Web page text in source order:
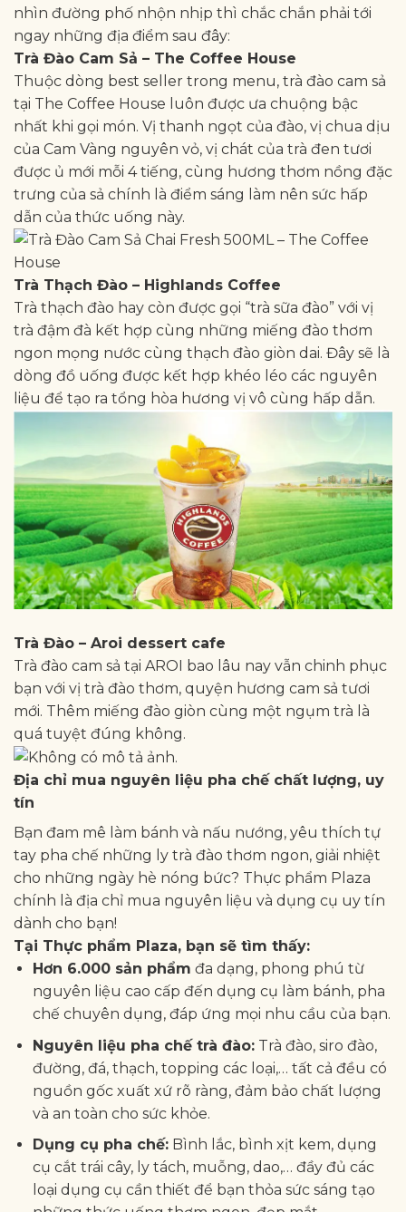
nhìn đường phố nhộn nhịp thì chắc chắn phải tới
ngay những địa điểm sau đây:
Trà Đào Cam Sả – The Coffee House
Thuộc dòng best seller trong menu, trà đào cam sả
tại The Coffee House luôn được ưa chuộng bậc
nhất khi gọi món. Vị thanh ngọt của đào, vị chua dịu
của Cam Vàng nguyên vỏ, vị chát của trà đen tươi
được ủ mới mỗi 4 tiếng, cùng hương thơm nồng đặc
trưng của sả chính là điểm sáng làm nên sức hấp
dẫn của thức uống này.
Trà Thạch Đào – Highlands Coffee
Trà thạch đào hay còn được gọi “trà sữa đào” với vị
trà đậm đà kết hợp cùng những miếng đào thơm
ngon mọng nước cùng thạch đào giòn dai. Đây sẽ là
dòng đồ uống được kết hợp khéo léo các nguyên
liệu để tạo ra tổng hòa hương vị vô cùng hấp dẫn.
Trà Đào – Aroi dessert cafe
Trà đào cam sả tại AROI bao lâu nay vẫn chinh phục
bạn với vị trà đào thơm, quyện hương cam sả tươi
mới. Thêm miếng đào giòn cùng một ngụm trà là
quá tuyệt đúng không.
Địa chỉ mua nguyên liệu pha chế chất lượng, uy
tín
Bạn đam mê làm bánh và nấu nướng, yêu thích tự
tay pha chế những ly trà đào thơm ngon, giải nhiệt
cho những ngày hè nóng bức? Thực phẩm Plaza
chính là địa chỉ mua nguyên liệu và dụng cụ uy tín
dành cho bạn!
Tại Thực phẩm Plaza, bạn sẽ tìm thấy:
Hơn 6.000 sản phẩm đa dạng, phong phú từ
nguyên liệu cao cấp đến dụng cụ làm bánh, pha
chế chuyên dụng, đáp ứng mọi nhu cầu của bạn.
Nguyên liệu pha chế trà đào:Trà đào, siro đào,
đường, đá, thạch, topping các loại,… tất cả đều có
nguồn gốc xuất xứ rõ ràng, đảm bảo chất lượng
và an toàn cho sức khỏe.
Dụng cụ pha chế:Bình lắc, bình xịt kem, dụng
cụ cắt trái cây, ly tách, muỗng, dao,… đầy đủ các
loại dụng cụ cần thiết để bạn thỏa sức sáng tạo